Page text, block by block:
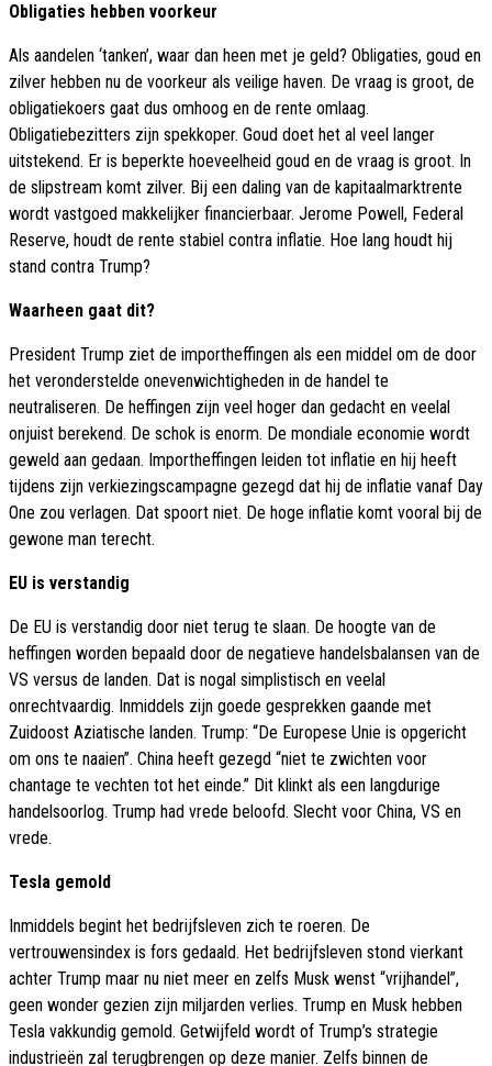
Obligaties hebben voorkeur
Als aandelen ‘tanken’, waar dan heen met je geld? Obligaties, goud en
zilver hebben nu de voorkeur als veilige haven. De vraag is groot, de
obligatiekoers gaat dus omhoog en de rente omlaag.
Obligatiebezitters zijn spekkoper. Goud doet het al veel langer
uitstekend. Er is beperkte hoeveelheid goud en de vraag is groot. In
de slipstream komt zilver. Bij een daling van de kapitaalmarktrente
wordt vastgoed makkelijker financierbaar. Jerome Powell, Federal
Reserve, houdt de rente stabiel contra inflatie. Hoe lang houdt hij
stand contra Trump?
Waarheen gaat dit?
President Trump ziet de importheffingen als een middel om de door
het veronderstelde onevenwichtigheden in de handel te
neutraliseren. De heffingen zijn veel hoger dan gedacht en veelal
onjuist berekend. De schok is enorm. De mondiale economie wordt
geweld aan gedaan. Importheffingen leiden tot inflatie en hij heeft
tijdens zijn verkiezingscampagne gezegd dat hij de inflatie vanaf Day
One zou verlagen. Dat spoort niet. De hoge inflatie komt vooral bij de
gewone man terecht.
EU is verstandig
De EU is verstandig door niet terug te slaan. De hoogte van de
heffingen worden bepaald door de negatieve handelsbalansen van de
VS versus de landen. Dat is nogal simplistisch en veelal
onrechtvaardig. Inmiddels zijn goede gesprekken gaande met
Zuidoost Aziatische landen. Trump: “De Europese Unie is opgericht
om ons te naaien”. China heeft gezegd “niet te zwichten voor
chantage te vechten tot het einde.” Dit klinkt als een langdurige
handelsoorlog. Trump had vrede beloofd. Slecht voor China, VS en
vrede.
Tesla gemold
Inmiddels begint het bedrijfsleven zich te roeren. De
vertrouwensindex is fors gedaald. Het bedrijfsleven stond vierkant
achter Trump maar nu niet meer en zelfs Musk wenst “vrijhandel”,
geen wonder gezien zijn miljarden verlies. Trump en Musk hebben
Tesla vakkundig gemold. Getwijfeld wordt of Trump’s strategie
industrieën zal terugbrengen op deze manier. Zelfs binnen de